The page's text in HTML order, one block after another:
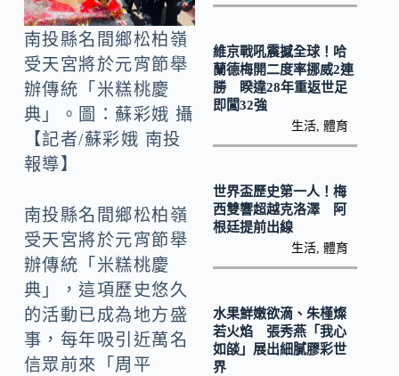
k
n
k
南投縣名間鄉松柏嶺
受天宮將於元宵節舉
辦傳統「米糕桃慶
典」。圖：蘇彩娥 攝
【記者/蘇彩娥 南投
報導】
南投縣名間鄉松柏嶺
受天宮將於元宵節舉
辦傳統「米糕桃慶
典」，這項歷史悠久
的活動已成為地方盛
事，每年吸引近萬名
信眾前來「周平
維京戰吼震撼全球！哈
蘭德梅開二度率挪威2連
勝 睽違28年重返世足
即闖32強
生活 ,體育
世界盃歷史第一人！梅
西雙響超越克洛澤 阿
根廷提前出線
生活 ,體育
水果鮮嫩欲滴、朱槿燦
若火焰 張秀燕「我心
如燄」展出細膩膠彩世
界